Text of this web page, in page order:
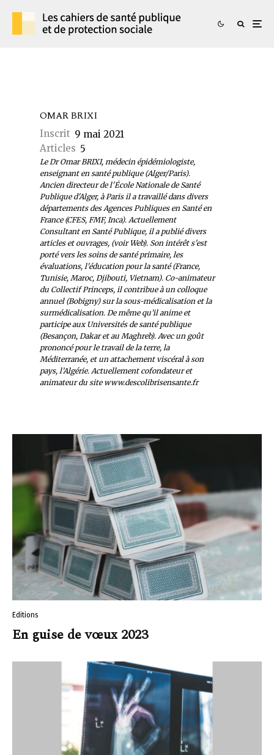
OMAR BRIXI
Inscrit 9 mai 2021
Articles 5
Le Dr Omar BRIXI, médecin épidémiologiste,
enseignant en santé publique (Alger/Paris).
Ancien directeur de l'École Nationale de Santé
Publique d'Alger, à Paris il a travaillé dans divers
départements des Agences Publiques en Santé en
France (CFES, FMF, Inca). Actuellement
Consultant en Santé Publique, il a publié divers
articles et ouvrages, (voir Web). Son intérêt s'est
porté vers les soins de santé primaire, les
évaluations, l'éducation pour la santé (France,
Tunisie, Maroc, Djibouti, Vietnam). Co-animateur
du Collectif Princeps, il contribue à un colloque
annuel (Bobigny) sur la sous-médicalisation et la
surmédicalisation. De même qu’il anime et
participe aux Universités de santé publique
(Besançon, Dakar et au Maghreb). Avec un goût
prononcé pour le travail de la terre, la
Méditerranée, et un attachement viscéral à son
pays, l’Algérie. Actuellement cofondateur et
animateur du site www.descolibrisensante.fr
Editions
En guise de vœux 2023